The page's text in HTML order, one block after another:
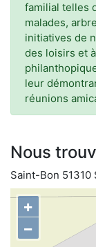
familial telles
malades,
initiatives de
des loisirs et
leur
réunions
Nous
Saint-Bon 51310
+
−